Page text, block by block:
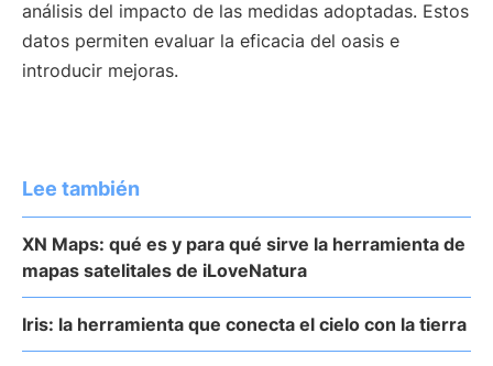
análisis del impacto de las medidas adoptadas. Estos
datos permiten evaluar la eficacia del oasis e
introducir mejoras.
Lee también
XN Maps: qué es y para qué sirve la herramienta de
mapas satelitales de iLoveNatura
Iris: la herramienta que conecta el cielo con la tierra